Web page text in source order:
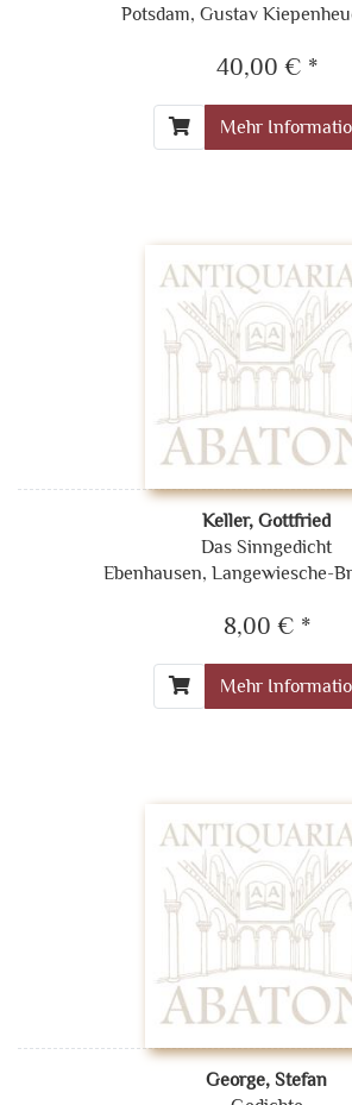
Potsdam, Gustav
40,00 € *
Mehr
Keller, Gottfried
Das Sinngedicht
Ebenhausen, Langewiesche-
8,00 € *
Mehr
George, Stefan